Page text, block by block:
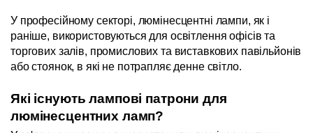
У професійному секторі, люмінесцентні лампи, як і
раніше, використовуються для освітлення офісів та
торгових залів, промислових та виставкових павільйонів
або стоянок, в які не потрапляє денне світло.
Які існують лампові патрони для
люмінесцентних ламп?